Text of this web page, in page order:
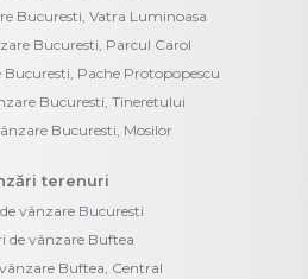
Bucuresti, Vatra Luminoasa
Bucuresti, Parcul Carol
Bucuresti, Pache Protopopescu
Bucuresti, Tineretului
Bucuresti, Mosilor
terenuri
vânzare Bucuresti
de vânzare Buftea
Buftea, Central